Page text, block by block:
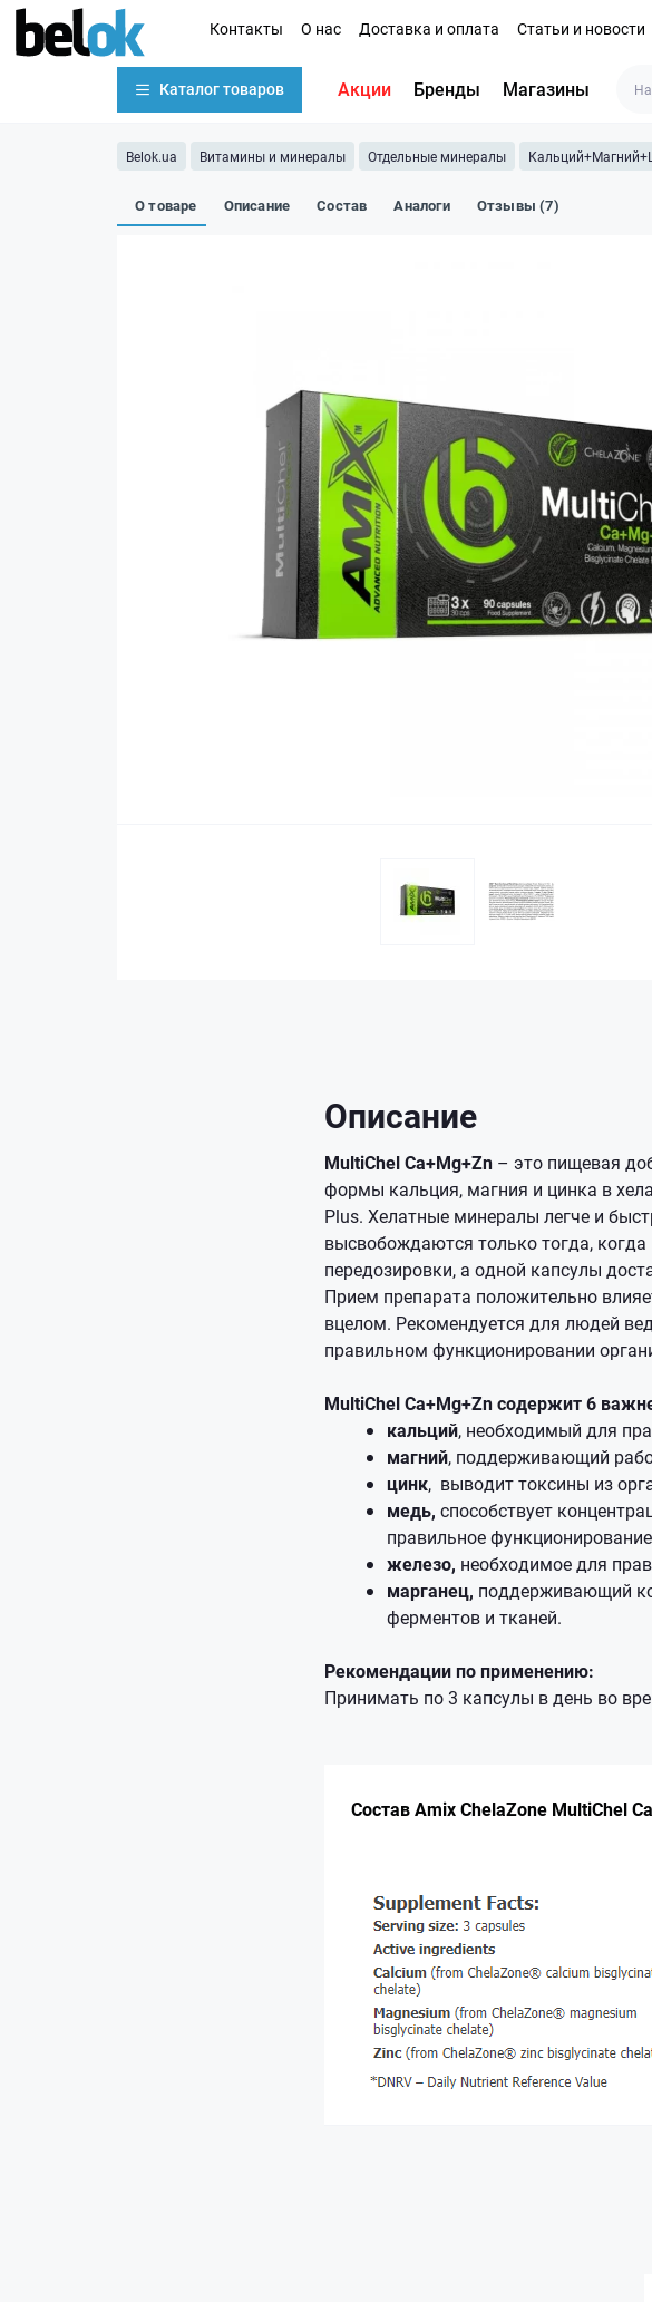
Контакты О нас Доставка и оплата Статьи и новости
Каталог товаров Акции Бренды Магазины
Belok.ua Витамины и минералы Отдельные минералы
О товаре Описание Состав Аналоги Отзывы (7)
Описание
MultiChel Ca+Mg+Zn – это пищевая
формы кальция, магния и цинка в
Plus. Хелатные минералы легче и
высвобождаются только тогда,
передозировки, а одной капсулы
Прием препарата положительно
вцелом. Рекомендуется для людей
правильном функционировании
MultiChel Ca+Mg+Zn содержит 6
кальций, необходимый для
магний, поддерживающий
цинк, выводит токсины из
медь, способствует
правильное
железо, необходимое для
марганец, поддерживающий
ферментов и тканей.
Рекомендации по применению:
Принимать по 3 капсулы в день во
Состав Amix ChelaZone MultiChel